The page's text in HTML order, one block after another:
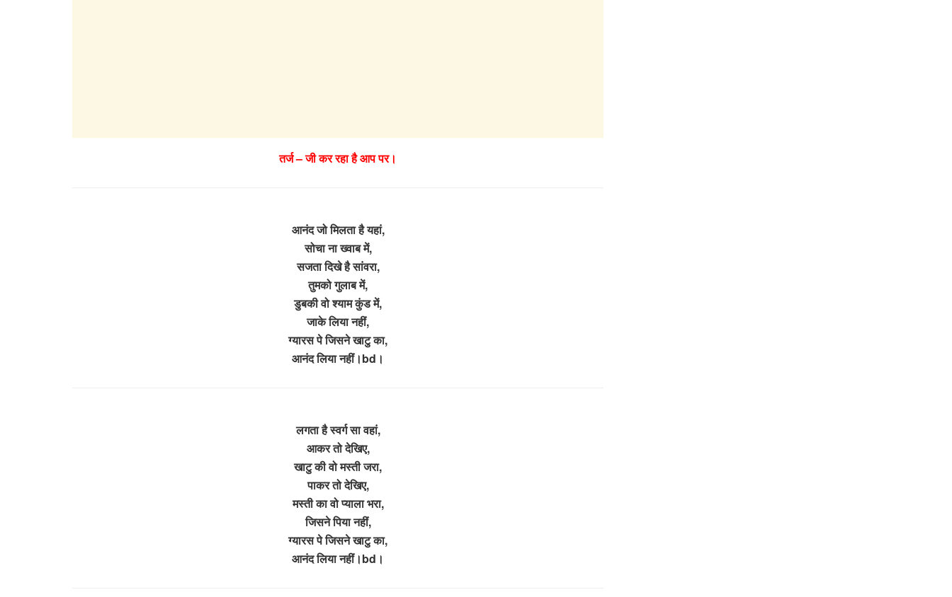
तर्ज – जी कर रहा है आप पर।
आनंद जो मिलता है यहां,
सोचा ना ख्वाब में,
सजता दिखे है सांवरा,
तुमको गुलाब में,
डुबकी वो श्याम कुंड में,
जाके लिया नहीं,
ग्यारस पे जिसने खाटु का,
आनंद लिया नहीं।bd।
लगता है स्वर्ग सा वहां,
आकर तो देखिए,
खाटु की वो मस्ती जरा,
पाकर तो देखिए,
मस्ती का वो प्याला भरा,
जिसने पिया नहीं,
ग्यारस पे जिसने खाटु का,
आनंद लिया नहीं।bd।